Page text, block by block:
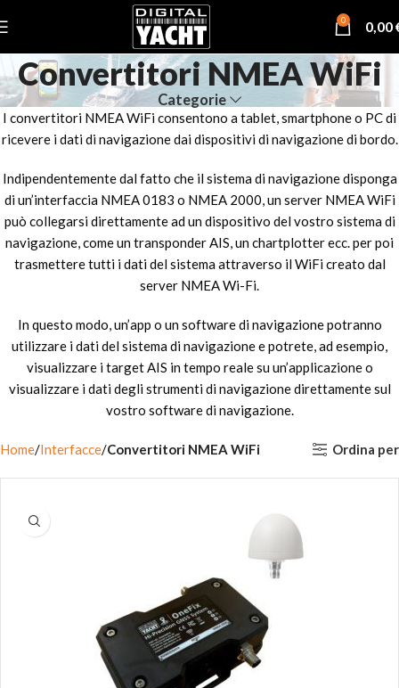
0 0,00
Convertitori NMEA WiFi
Categorie
I convertitori NMEA WiFi consentono a tablet, smartphone o PC di
ricevere i dati di navigazione dai dispositivi di navigazione di bordo.
Indipendentemente dal fatto che il sistema di navigazione disponga
di un’interfaccia NMEA 0183 o NMEA 2000, un server NMEA WiFi
può collegarsi direttamente ad un dispositivo del vostro sistema di
navigazione, come un transponder AIS, un chartplotter ecc. per poi
trasmettere tutti i dati del sistema attraverso il WiFi creato dal
server NMEA Wi-Fi.
In questo modo, un’app o un software di navigazione potranno
utilizzare i dati del sistema di navigazione e potrete, ad esempio,
visualizzare i target AIS in tempo reale su un’applicazione o
visualizzare i dati degli strumenti di navigazione direttamente sul
vostro software di navigazione.
Home Interfacce Convertitori NMEA WiFi Ordina per